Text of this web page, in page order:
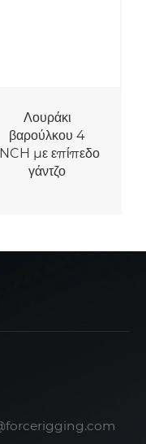
Λουράκι
βαρούλκου 4
με επίπεδο
γάντζο